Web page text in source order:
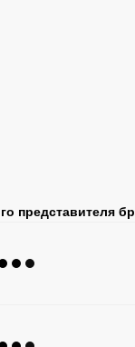
представителя